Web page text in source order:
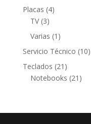
Placas 44
TV 33
productos
Varias 1 1
producto
Servicio Técnico 1010
Teclados 21 21
Notebooks 21 21